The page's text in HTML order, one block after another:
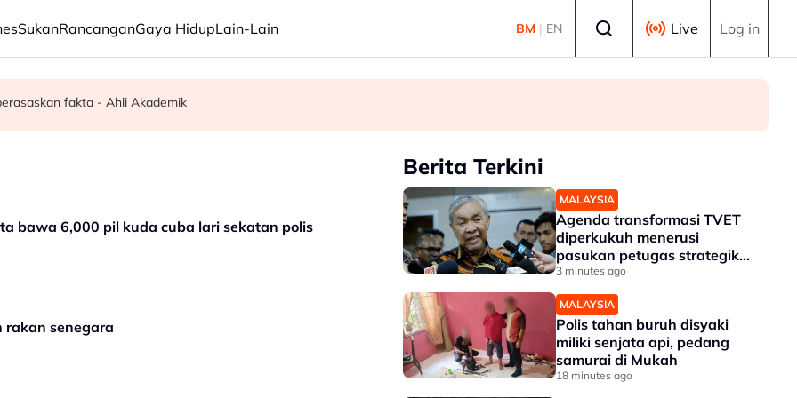
SukanRancanganGaya HidupLain-Lain BM | EN Live Log in
pasukan petugas strategik TVET 2.0
samurai di Mukah
fakta - Ahli Akademik
bawa 6,000 pil kuda cuba lari sekatan polis
rakan senegara
Berita Terkini
MALAYSIA
Agenda transformasi TVET
diperkukuh menerusi
pasukan petugas strategik
TVET 2.0
3 minutes ago
MALAYSIA
Polis tahan buruh disyaki
miliki senjata api, pedang
samurai di Mukah
18 minutes ago